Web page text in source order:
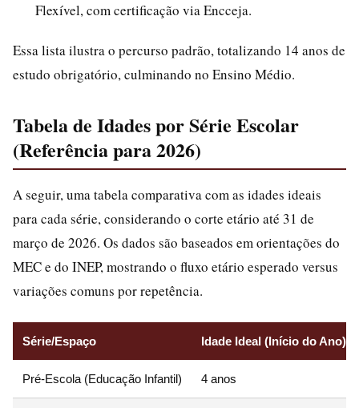
Flexível, com certificação via Encceja.
Essa lista ilustra o percurso padrão, totalizando 14 anos de
estudo obrigatório, culminando no Ensino Médio.
Tabela de Idades por Série Escolar
(Referência para 2026)
A seguir, uma tabela comparativa com as idades ideais
para cada série, considerando o corte etário até 31 de
março de 2026. Os dados são baseados em orientações do
MEC e do INEP, mostrando o fluxo etário esperado versus
variações comuns por repetência.
Série/Espaço Idade Ideal (Início do Ano)
Pré-Escola (Educação Infantil) 4 anos